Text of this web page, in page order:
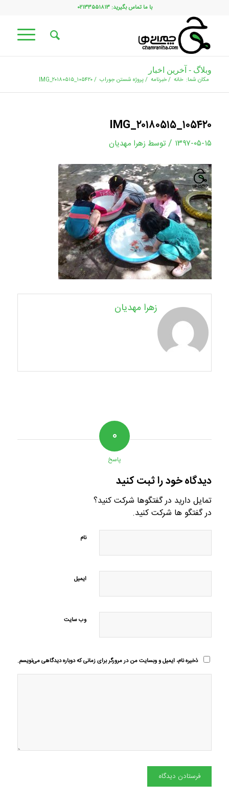
با ما تماس بگیرید: ۰۲۱۳۳۵۵۱۸۱۳
وبلاگ - آخرین اخبار
مکان شما: خانه /خبرنامه /پروژه شستن جوراب /IMG_۲۰۱۸۰۵۱۵_۱۰۵۴۲۰
IMG_۲۰۱۸۰۵۱۵_۱۰۵۴۲۰
۱۳۹۷-۰۵-۱۵ / توسط زهرا مهدیان
زهرا مهدیان
۰
پاسخ
دیدگاه خود را ثبت کنید
تمایل دارید در گفتگوها شرکت کنید؟
در گفتگو ها شرکت کنید.
نام
ایمیل
وب‌ سایت
ذخیره نام، ایمیل و وبسایت من در مرورگر برای زمانی که دوباره دیدگاهی می‌نویسم.